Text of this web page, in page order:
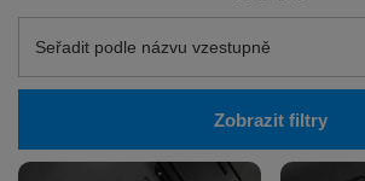
Zmień sortowanie
Seřadit podle názvu vzestupně
Zobrazit filtry